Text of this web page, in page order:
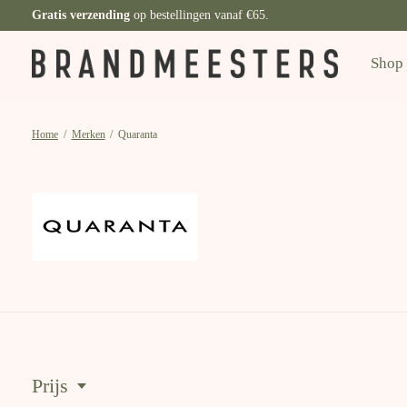
Gratis verzending op bestellingen vanaf €65.
Shop
Home / Merken / Quaranta
Quaranta
Prijs